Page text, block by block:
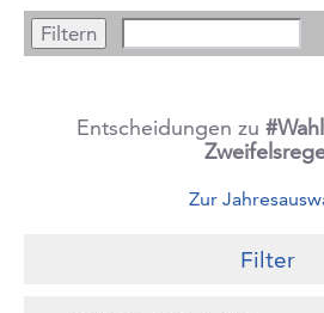
Entscheidungen zu
Zur
Filter